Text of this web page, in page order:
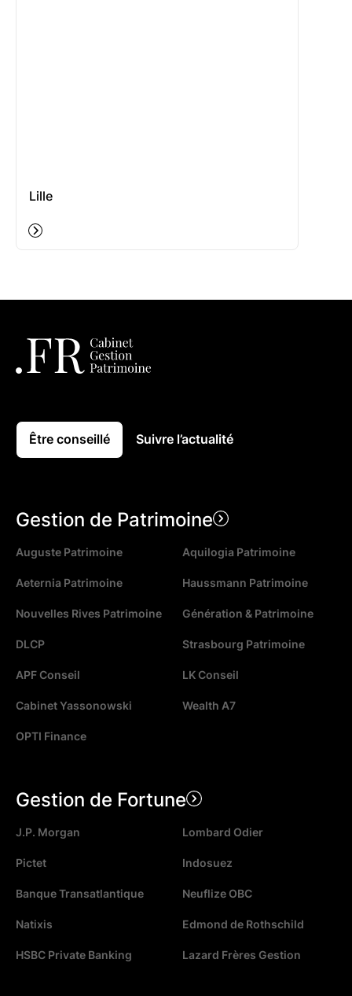
Lille
Être conseillé Suivre l’actualité
Gestion de Patrimoine
Auguste Patrimoine Aquilogia Patrimoine
Aeternia Patrimoine Haussmann Patrimoine
Nouvelles Rives Patrimoine Génération & Patrimoine
DLCP Strasbourg Patrimoine
APF Conseil LK Conseil
Cabinet Yassonowski Wealth A7
OPTI Finance
Gestion de Fortune
J.P. Morgan Lombard Odier
Pictet Indosuez
Banque Transatlantique Neuflize OBC
Natixis Edmond de Rothschild
HSBC Private Banking Lazard Frères Gestion